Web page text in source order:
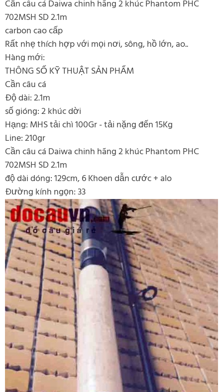
Cần câu cá Daiwa chinh hãng 2 khúc Phantom PHC
702MSH SD 2.1m
carbon cao cấp
Rất nhẹ thích hợp với mọi nơi, sông, hồ lớn, ao..
Hàng mới:
THÔNG SỐ KỸ THUẬT SẢN PHẨM
Cần câu cá
Độ dài: 2.1m
số gióng: 2 khúc dời
Hạng: MHS tải chì 100Gr - tải nặng đến 15Kg
Line: 210gr
Cần câu cá Daiwa chinh hãng 2 khúc Phantom PHC
702MSH SD 2.1m
độ dài dóng: 129cm, 6 Khoen dẫn cước + alo
Đường kính ngọn: 33